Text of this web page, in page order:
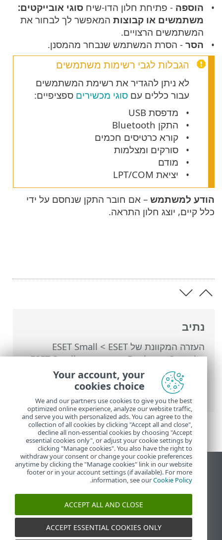
נתיב
העזרה המקוונת של ESET >
ESET Small
Business Security
>
עבודה עם ESET Small
Business Security
> הגדרות מתקדמות
הגנות>בקרת התקנים> הוספת כללי בקרת
התקנים
הוספה - פתיחת חלון הדו-שיחסוגי אובייקטים:
משתמשים או קבוצות המאפשר לך לבחור את
המשתמשים הרצויים.
הסר - הסרת המשתמש שנבחר מהמסנן.
הגבלות לגבי רשימות משתמשים
לא ניתן להגדיר את רשימת המשתמשים
עבור כללים עם סוגי מכשירים ספציפיים:
מדפסת USB
התקן Bluetooth
קורא כרטיסים חכמים
סורקים ומצלמות
מודם
יציאת LPT/COM
הודע למשתמש – אם חובר התקן שנחסם על ידי
כלל קיים, יוצג חלון התראה.
הצג את האתר למחשב
End of Life
מאגר הידע של ESET
ESET Status Portal
תמיכה אזורית
Your account, your
cookies choice
We and our partners use cookies to give you the best
optimized online experience, analyze our website traffic,
and serve you with personalized ads. You can agree to the
collection of all cookies by clicking "Accept all and close",
decline all non-essential cookies by choosing "Accept
essential cookies only", or adjust your cookie settings by
clicking "Manage cookies". You also have the right to
withdraw your consent or change your cookie preferences
anytime by clicking the "Manage cookies" link in our website
footer or in your account settings (if available). For more
information, see ourCookie Policy
.
ACCEPT ALL AND CLOSE
ACCEPT ESSENTIAL COOKIES ONLY